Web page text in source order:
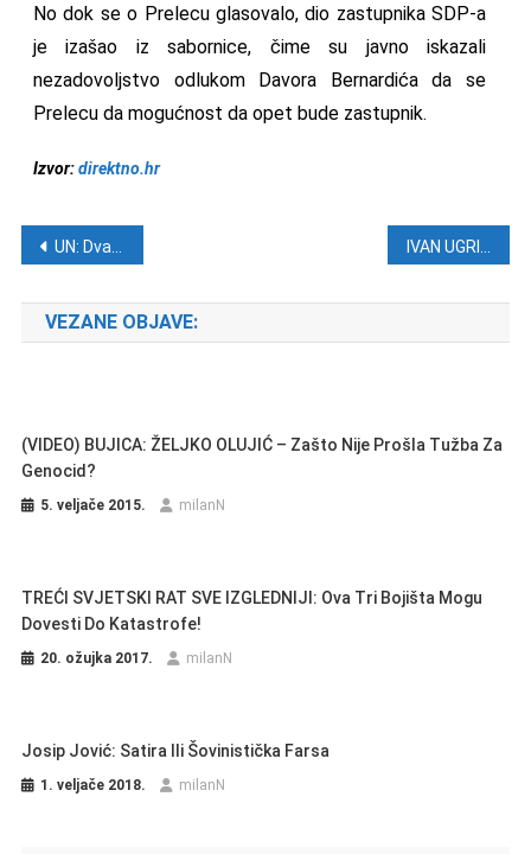
No dok se o Prelecu glasovalo, dio zastupnika SDP-a
je izašao iz sabornice, čime su javno iskazali
nezadovoljstvo odlukom Davora Bernardića da se
Prelecu da mogućnost da opet bude zastupnik.
Izvor:direktno.hr
Navigacija objava
UN: Dvadeset milijuna ljudi trpi zbog gladi i bijede
VEZANE OBJAVE:
(VIDEO) BUJICA: ŽELJKO OLUJIĆ – Zašto Nije Prošla Tužba Za
Genocid?
5. veljače 2015. milanN
TREĆI SVJETSKI RAT SVE IZGLEDNIJI: Ova Tri Bojišta Mogu
Dovesti Do Katastrofe!
20. ožujka 2017. milanN
Josip Jović: Satira Ili Šovinistička Farsa
1. veljače 2018. milanN